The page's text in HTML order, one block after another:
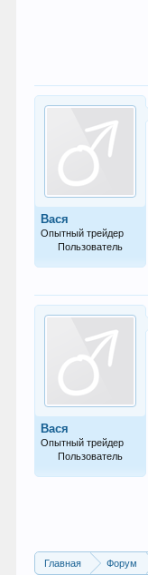
Вася
Опытный трейдер
Пользователь
Вася
Опытный трейдер
Пользователь
Главная Форум